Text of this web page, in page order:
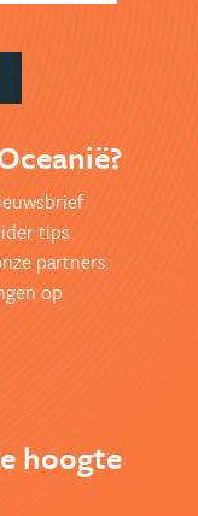
tips.
partners.
op
hoogte